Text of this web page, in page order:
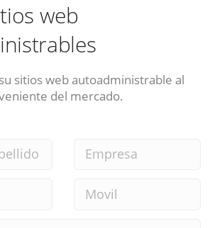
web
sitios web autoadministrable al
del mercado.